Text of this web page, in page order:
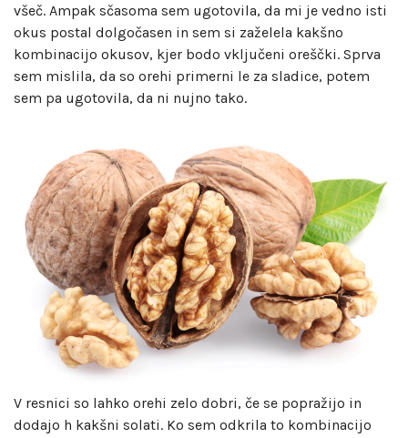
všeč. Ampak sčasoma sem ugotovila, da mi je vedno isti
okus postal dolgočasen in sem si zaželela kakšno
kombinacijo okusov, kjer bodo vključeni oreščki. Sprva
sem mislila, da so orehi primerni le za sladice, potem
sem pa ugotovila, da ni nujno tako.
V resnici so lahko orehi zelo dobri, če se popražijo in
dodajo h kakšni solati. Ko sem odkrila to kombinacijo